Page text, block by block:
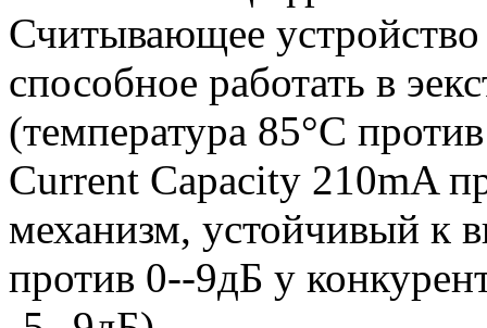
Считывающее
способное работать в
(температура 85°C
Current Capacity 210mA
механизм, устойчивый к
против 0--9дБ у